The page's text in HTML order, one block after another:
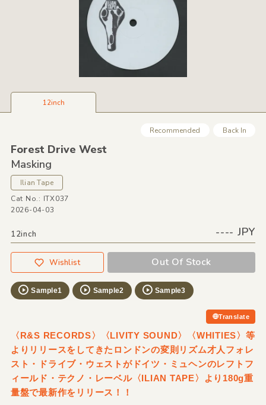
12inch
Recommended Back In
Forest Drive West
Masking
Ilian Tape
Cat No.: ITX037
2026-04-03
12inch ---- JPY
Wishlist Out Of Stock
Sample1 Sample2 Sample3
Translate
〈R&S RECORDS〉〈LIVITY SOUND〉〈WHITIES〉等
よりリリースをしてきたロンドンの変則リズム才人フォレ
スト・ドライブ・ウェストがドイツ・ミュヘンのレフトフ
ィールド・テクノ・レーベル〈ILIAN TAPE〉より180g重
量盤で最新作をリリース！！